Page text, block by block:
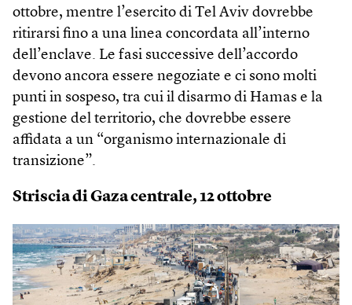
ottobre, mentre l’esercito di Tel Aviv dovrebbe
ritirarsi fino a una linea concordata all’interno
dell’enclave. Le fasi successive dell’accordo
devono ancora essere negoziate e ci sono molti
punti in sospeso, tra cui il disarmo di Hamas e la
gestione del territorio, che dovrebbe essere
affidata a un “organismo internazionale di
transizione”.
Striscia di Gaza centrale, 12 ottobre